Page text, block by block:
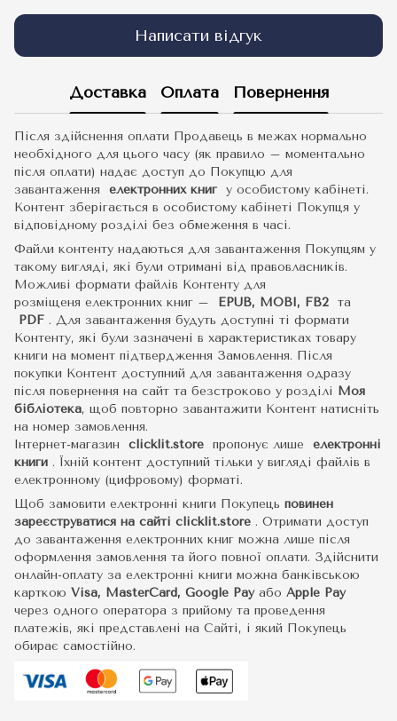
Написати відгук
Доставка Оплата Повернення
Після здійснення оплати Продавець в межах нормально
необхідного для цього часу (як правило – моментально
після оплати) надає доступ до Покупцю для
завантаження електронних книг у особистому кабінеті.
Контент зберігається в особистому кабінеті Покупця у
відповідному розділі без обмеження в часі.
Файли контенту надаються для завантаження Покупцям у
такому вигляді, які були отримані від правовласників.
Можливі формати файлів Контенту для
розміщеня електронних книг –
EPUB, MOBI, FB2 та
PDF . Для завантаження будуть доступні ті формати
Контенту, які були зазначені в характеристиках товару
книги на момент підтвердження Замовлення. Після
покупки Контент доступний для завантаження одразу
після повернення на сайт та безстроково у розділі Моя
бібліотека, щоб повторно завантажити Контент натисніть
на номер замовлення.
Інтернет-магазин clicklit.store пропонує лише електронні
книги . Їхній контент доступний тільки у вигляді файлів в
електронному (цифровому) форматі.
Щоб замовити електронні книги Покупець повинен
зареєструватися на сайті clicklit.store . Отримати доступ
до завантаження електронних книг можна лише після
оформлення замовлення та його повної оплати. Здійснити
онлайн-оплату за електронні книги можна банківською
карткою Visa, MasterCard, Google Pay або Apple Pay
через одного оператора з прийому та проведення
платежів, які представлені на Сайті, і який Покупець
обирає самостійно.